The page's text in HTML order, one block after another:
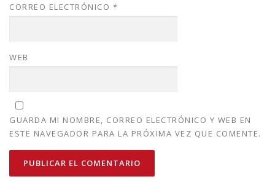
CORREO ELECTRÓNICO *
WEB
GUARDA MI NOMBRE, CORREO ELECTRÓNICO Y WEB EN
ESTE NAVEGADOR PARA LA PRÓXIMA VEZ QUE COMENTE.